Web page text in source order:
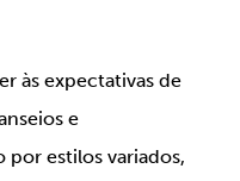
às expectativas de
e
estilos variados,